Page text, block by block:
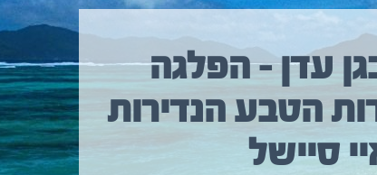
עדן – הפלגה
הטבע הנדירות
סיישל